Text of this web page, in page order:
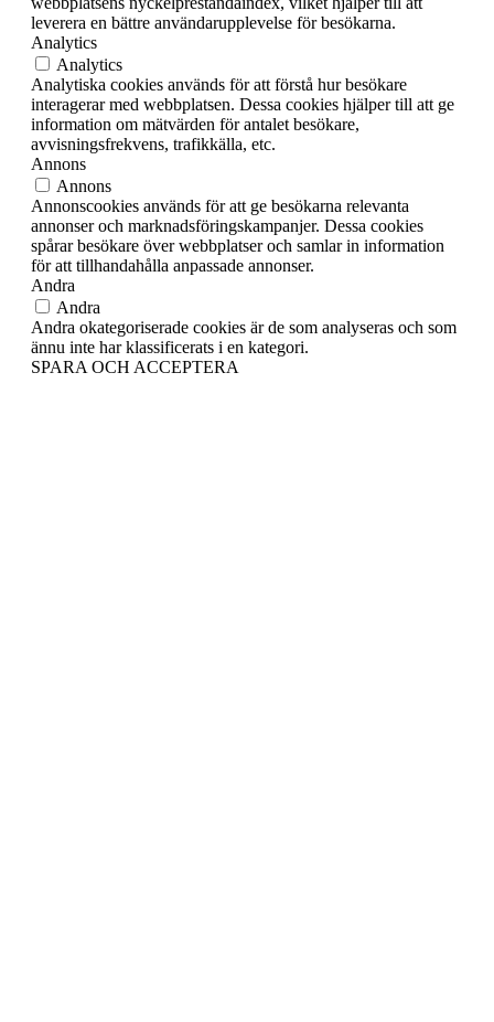
leverera en bättre användarupplevelse för besökarna.
Analytics
Analytics
Analytiska cookies används för att förstå hur besökare
interagerar med webbplatsen. Dessa cookies hjälper till att ge
information om mätvärden för antalet besökare,
avvisningsfrekvens, trafikkälla, etc.
Annons
Annons
Annonscookies används för att ge besökarna relevanta
annonser och marknadsföringskampanjer. Dessa cookies
spårar besökare över webbplatser och samlar in information
för att tillhandahålla anpassade annonser.
Andra
Andra
Andra okategoriserade cookies är de som analyseras och som
ännu inte har klassificerats i en kategori.
SPARA OCH ACCEPTERA